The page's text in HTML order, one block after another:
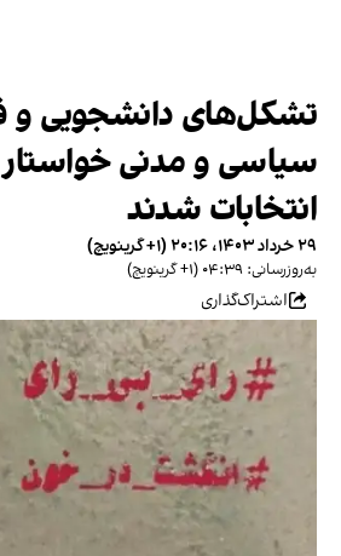
تشکل‌های دانشجویی و
سیاسی و مدنی
انتخابات شدند
۲۹ خرداد ۱۴۰۳، ۲۰:۱۶ (‎+۱ گرینویچ)
به‌روزرسانی: ۰۴:۳۹ (‎+۱ گرینویچ)
اشتراک‌گذاری